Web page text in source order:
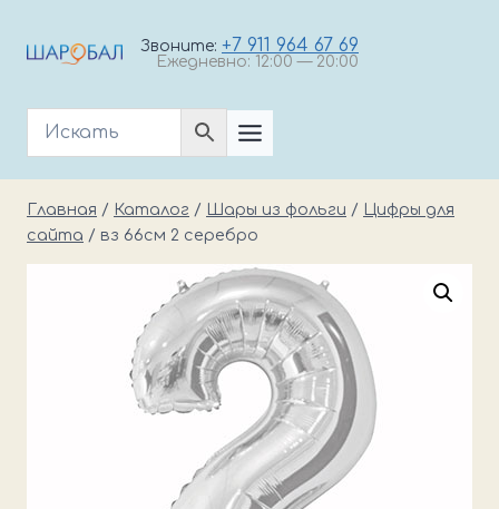
Звоните: +7 911 964 67 69
Ежедневно: 12:00 — 20:00
Главная / Каталог / Шары из фольги /
Цифры для
сайта / вз 66см 2 серебро